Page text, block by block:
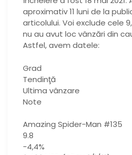
aproximativ 11 luni de la
articolului. Voi exclude cele
nu au avut loc vânzări din
Astfel, avem datele:
Grad
Tendinţă
Ultima vânzare
Note
Amazing Spider-Man #135
9.8
-4,4%